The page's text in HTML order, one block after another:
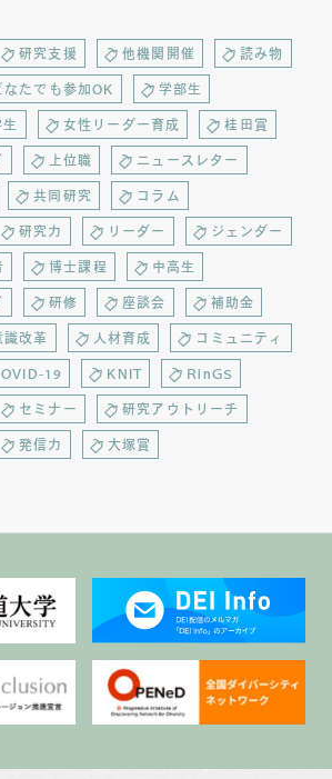
研究支援 他機関開催 読み物
なたでも参加OK 学部生
女性リーダー育成 桂田賞
上位職 ニュースレター
共同研究 コラム
研究力 リーダー ジェンダー
博士課程 中高生
研修 座談会 補助金
識改革 人材育成 コミュニティ
19 KNIT RinGS
セミナー 研究アウトリーチ
発信力 大塚賞